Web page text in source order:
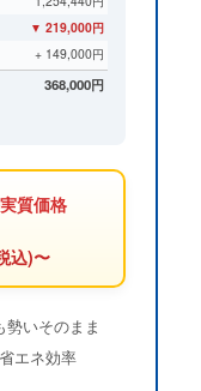
▼ 219,000円
+ 149,000円
368,000円
質価格
込)〜
勢いそのまま
エネ効率